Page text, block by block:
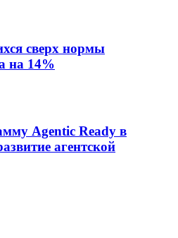
сверх нормы
на 14%
Agentic Ready в
агентской